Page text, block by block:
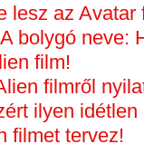
lesz az Avatar
bolygó neve:
film!
filmről
ilyen idétlen
filmet tervez!